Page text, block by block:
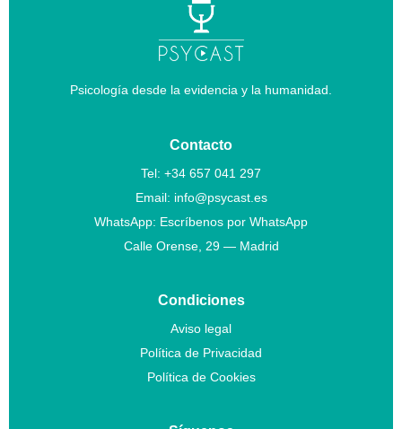
Psicología desde la evidencia y la humanidad.
Contacto
Tel: +34 657 041 297
Email: info@psycast.es
WhatsApp: Escríbenos por WhatsApp
Calle Orense, 29 — Madrid
Condiciones
Aviso legal
Política de Privacidad
Política de Cookies